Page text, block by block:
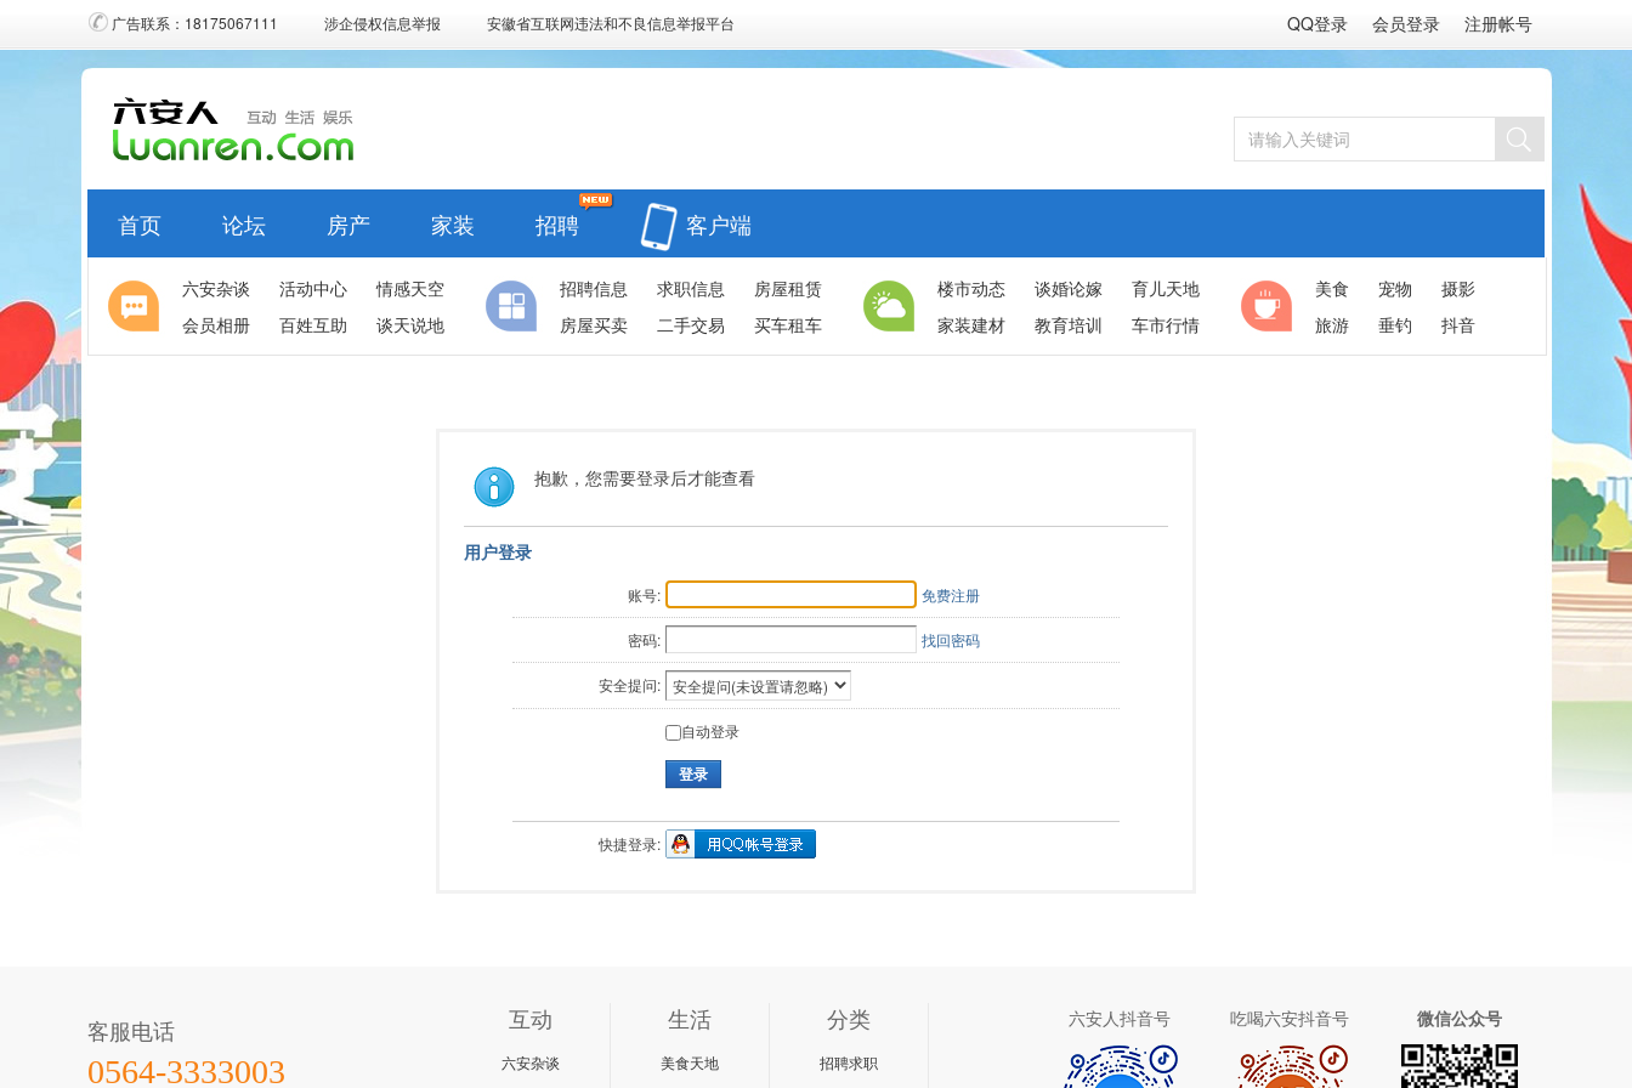
QQ登录 会员登录 注册帐号
广告联系：18175067111 涉企侵权信息举报 安徽省互联网违法和不良信息举报平台
首页 论坛 房产 家装 招聘 客户端
六安杂谈 活动中心
情感天空
会员相册
百姓互助 谈天说地
招聘信息 求职信息
房屋租赁
房屋买卖
二手交易 买车租车
楼市动态 谈婚论嫁
育儿天地
家装建材
教育培训 车市行情
美食 宠物
摄影
旅游
垂钓 抖音
抱歉，您需要登录后才能查看
用户登录
账号: 免费注册
密码: 找回密码
安全提问:
自动登录
登录
快捷登录:
客服电话
0564-3333003
互动
六安杂谈
生活
美食天地
分类
招聘求职
六安人抖音号 吃喝六安抖音号 微信公众号